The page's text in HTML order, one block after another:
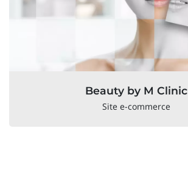
Beauty by M Clinic
Site e-commerce